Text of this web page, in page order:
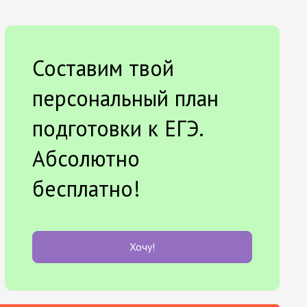
Составим твой
персональный план
подготовки к ЕГЭ.
Абсолютно
бесплатно!
Хочу!